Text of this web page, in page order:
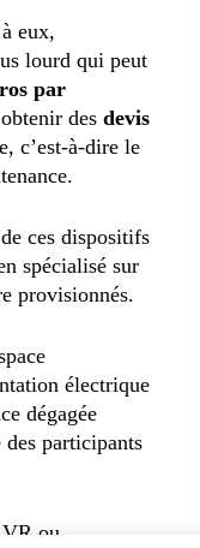
eux,
lourd qui peut
par
des devis
c’est-à-dire le
ces dispositifs
spécialisé sur
provisionnés.
électrique
dégagée
participants
ou